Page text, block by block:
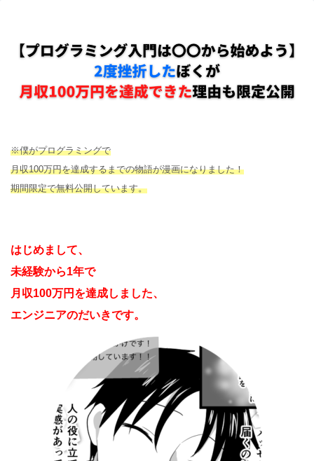
※僕がプログラミングで
月収100万円を達成するまでの物語が漫画になりました！
期間限定で無料公開しています。
はじめまして、
未経験から1年で
月収100万円を達成しました、
エンジニアのだいきです。